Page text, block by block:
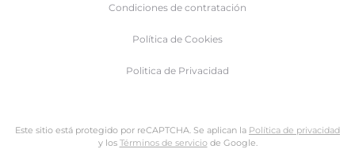
Condiciones de contratación
Política de Cookies
Politica de Privacidad
Este sitio está protegido por reCAPTCHA. Se aplican la Política de privacidad
y los Términos de serviciode Google.